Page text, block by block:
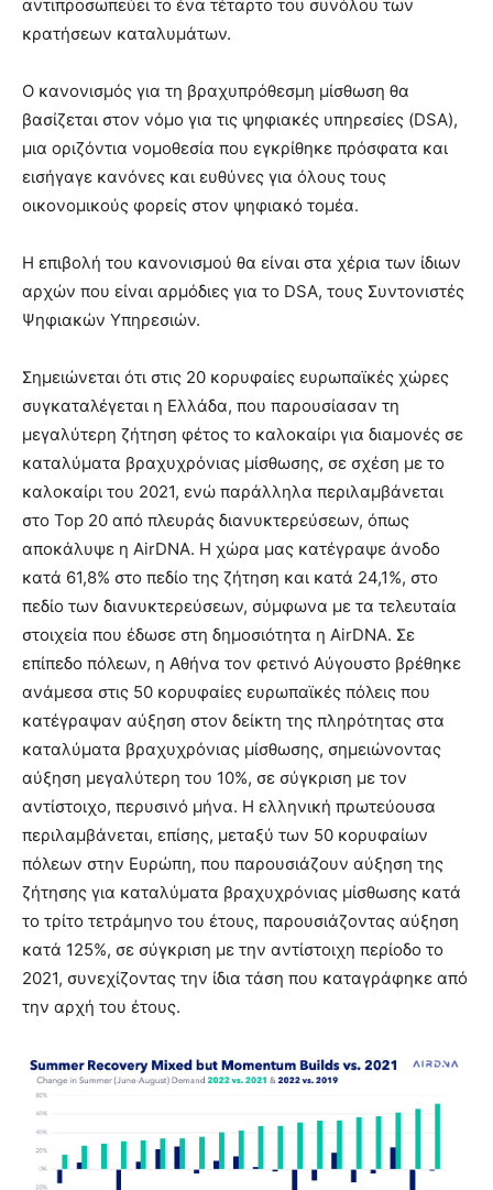
αντιπροσωπεύει το ένα τέταρτο του συνόλου των
κρατήσεων καταλυμάτων.
Ο κανονισμός για τη βραχυπρόθεσμη μίσθωση θα
βασίζεται στον νόμο για τις ψηφιακές υπηρεσίες (DSA),
μια οριζόντια νομοθεσία που εγκρίθηκε πρόσφατα και
εισήγαγε κανόνες και ευθύνες για όλους τους
οικονομικούς φορείς στον ψηφιακό τομέα.
Η επιβολή του κανονισμού θα είναι στα χέρια των ίδιων
αρχών που είναι αρμόδιες για το DSA, τους Συντονιστές
Ψηφιακών Υπηρεσιών.
Σημειώνεται ότι στις 20 κορυφαίες ευρωπαϊκές χώρες
συγκαταλέγεται η Ελλάδα, που παρουσίασαν τη
μεγαλύτερη ζήτηση φέτος το καλοκαίρι για διαμονές σε
καταλύματα βραχυχρόνιας μίσθωσης, σε σχέση με το
καλοκαίρι του 2021, ενώ παράλληλα περιλαμβάνεται
στο Top 20 από πλευράς διανυκτερεύσεων, όπως
αποκάλυψε η AirDNA. Η χώρα μας κατέγραψε άνοδο
κατά 61,8% στο πεδίο της ζήτηση και κατά 24,1%, στο
πεδίο των διανυκτερεύσεων, σύμφωνα με τα τελευταία
στοιχεία που έδωσε στη δημοσιότητα η AirDNA. Σε
επίπεδο πόλεων, η Αθήνα τον φετινό Αύγουστο βρέθηκε
ανάμεσα στις 50 κορυφαίες ευρωπαϊκές πόλεις που
κατέγραψαν αύξηση στον δείκτη της πληρότητας στα
καταλύματα βραχυχρόνιας μίσθωσης, σημειώνοντας
αύξηση μεγαλύτερη του 10%, σε σύγκριση με τον
αντίστοιχο, περυσινό μήνα. Η ελληνική πρωτεύουσα
περιλαμβάνεται, επίσης, μεταξύ των 50 κορυφαίων
πόλεων στην Ευρώπη, που παρουσιάζουν αύξηση της
ζήτησης για καταλύματα βραχυχρόνιας μίσθωσης κατά
το τρίτο τετράμηνο του έτους, παρουσιάζοντας αύξηση
κατά 125%, σε σύγκριση με την αντίστοιχη περίοδο το
2021, συνεχίζοντας την ίδια τάση που καταγράφηκε από
την αρχή του έτους.